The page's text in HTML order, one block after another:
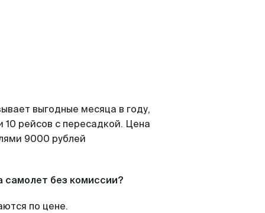
выгодные месяца в году,
рейсов с пересадкой. Цена
9000 рублей
самолет без комиссии?
по цене.